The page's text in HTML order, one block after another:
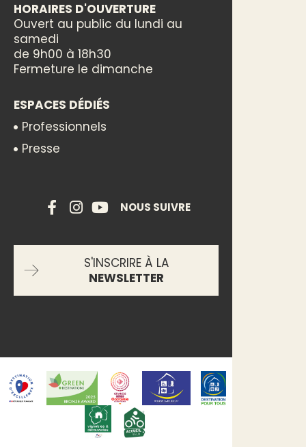
HORAIRES D'OUVERTURE
Ouvert au public du lundi au
samedi
de 9h00 à 18h30
Fermeture le dimanche
ESPACES DÉDIÉS
Professionnels
Presse
NOUS SUIVRE
S'INSCRIRE À LA
NEWSLETTER